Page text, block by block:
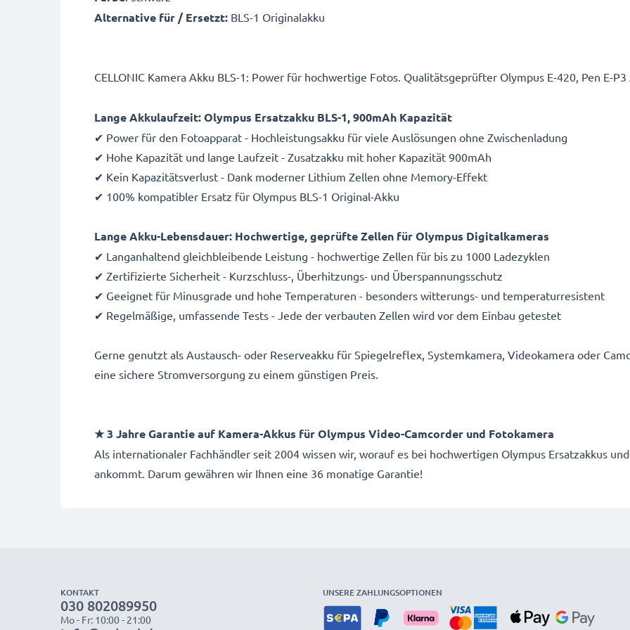
Alternative für / Ersetzt: BLS-1 Originalakku
CELLONIC Kamera Akku BLS-1: Power für hochwertige Fotos. Qualitätsgeprüfter Olympus E-420, Pen E-P3
Lange Akkulaufzeit: Olympus Ersatzakku BLS-1, 900mAh Kapazität
✔ Power für den Fotoapparat - Hochleistungsakku für viele Auslösungen ohne Zwischenladung
✔ Hohe Kapazität und lange Laufzeit - Zusatzakku mit hoher Kapazität 900mAh
✔ Kein Kapazitätsverlust - Dank moderner Lithium Zellen ohne Memory-Effekt
✔ 100% kompatibler Ersatz für Olympus BLS-1 Original-Akku
Lange Akku-Lebensdauer: Hochwertige, geprüfte Zellen für Olympus Digitalkameras
✔ Langanhaltend gleichbleibende Leistung - hochwertige Zellen für bis zu 1000 Ladezyklen
✔ Zertifizierte Sicherheit - Kurzschluss-, Überhitzungs- und Überspannungsschutz
✔ Geeignet für Minusgrade und hohe Temperaturen - besonders witterungs- und temperaturresistent
✔ Regelmäßige, umfassende Tests - Jede der verbauten Zellen wird vor dem Einbau getestet
Gerne genutzt als Austausch- oder Reserveakku für Spiegelreflex, Systemkamera, Videokamera oder
eine sichere Stromversorgung zu einem günstigen Preis.
★ 3 Jahre Garantie auf Kamera-Akkus für Olympus Video-Camcorder und Fotokamera
Als internationaler Fachhändler seit 2004 wissen wir, worauf es bei hochwertigen Olympus Ersatzakkus
ankommt. Darum gewähren wir Ihnen eine 36 monatige Garantie!
KONTAKT
030 802089950
Mo - Fr: 10:00 - 21:00
UNSERE ZAHLUNGSOPTIONEN